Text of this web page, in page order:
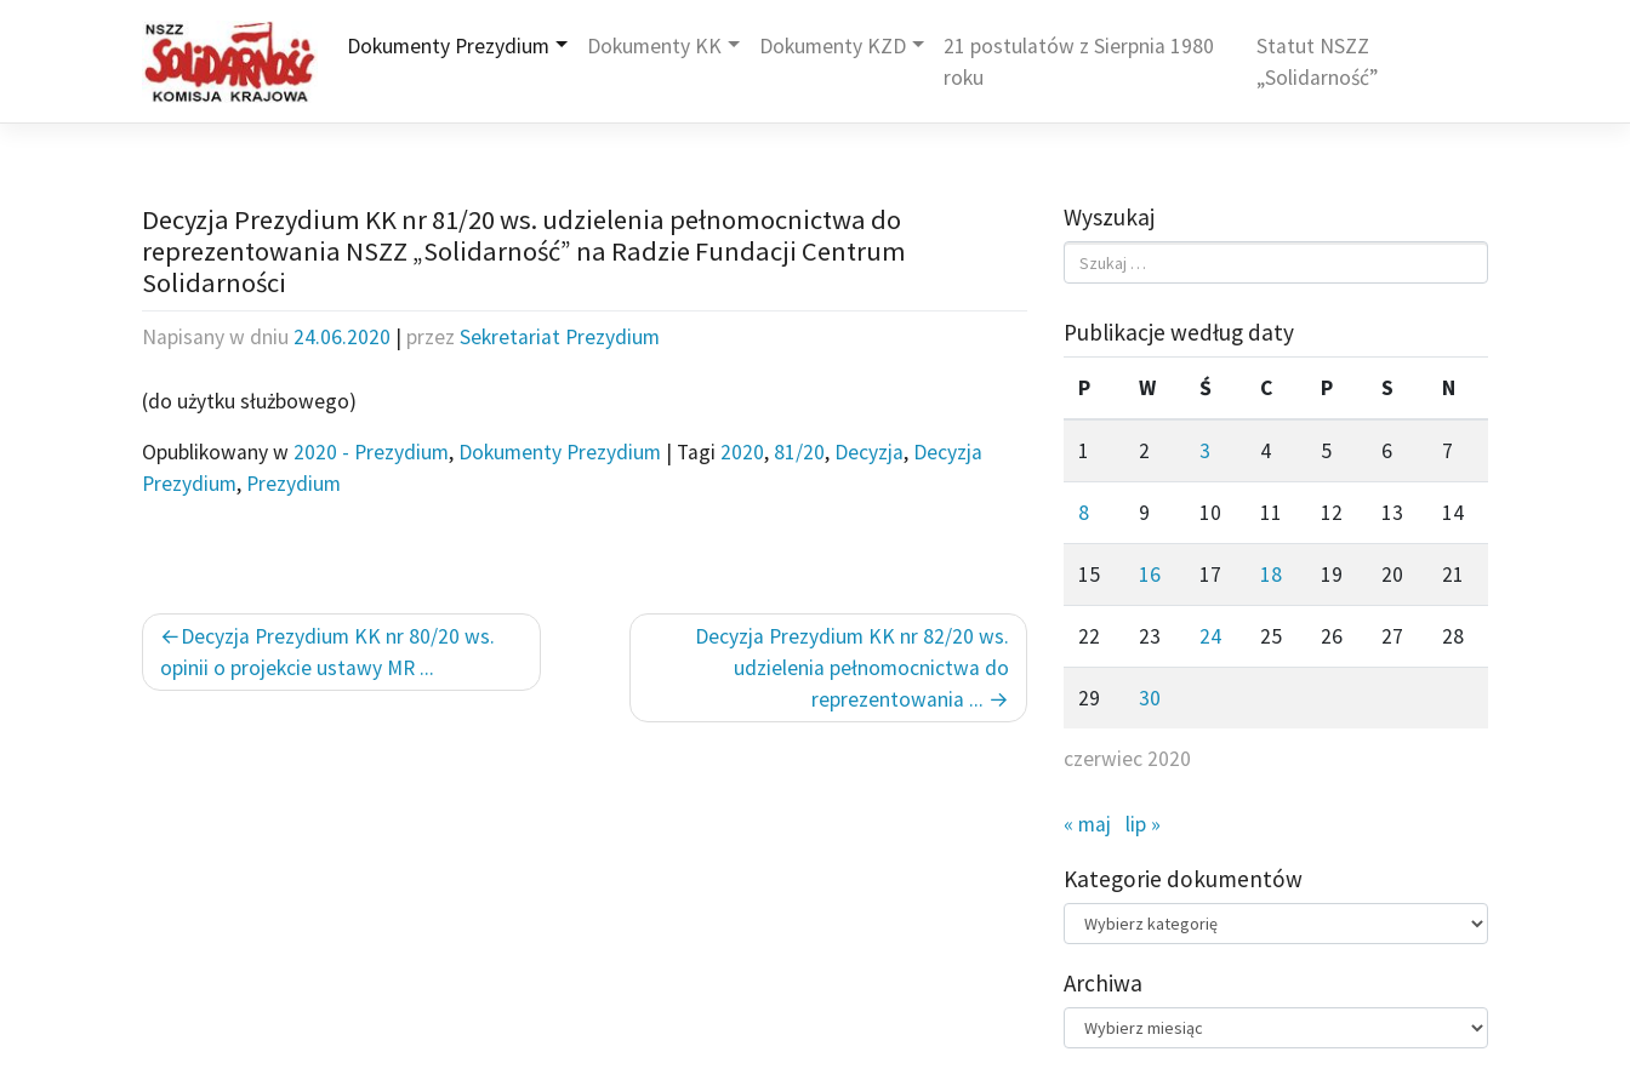
Dokumenty Prezydium Dokumenty KK Dokumenty KZD
21 postulatów z Sierpnia 1980
roku
Statut NSZZ
„Solidarność”
Decyzja Prezydium KK nr 81/20 ws. udzielenia pełnomocnictwa do
reprezentowania NSZZ „Solidarność” na Radzie Fundacji Centrum
Solidarności
Napisany w dniu 24.06.2020 | przez Sekretariat Prezydium
(do użytku służbowego)
Opublikowany w 2020 - Prezydium, Dokumenty Prezydium | Tagi 2020, 81/20, Decyzja, Decyzja
Prezydium, Prezydium
Nawigacja
wpisu
Decyzja Prezydium KK nr 80/20 ws.
opinii o projekcie ustawy MR ...
Decyzja Prezydium KK nr 82/20 ws.
udzielenia pełnomocnictwa do
reprezentowania ...
Wyszukaj
Publikacje według daty
czerwiec 2020
P W Ś C P S N
1 2 3 4 5 6 7
8 9 10 11 12 13 14
15 16 17 18 19 20 21
22 23 24 25 26 27 28
29 30
« maj lip »
Kategorie dokumentów
Kategorie
dokumentów
Archiwa
Archiwa